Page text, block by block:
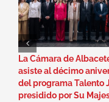
La Cámara de
asiste al décimo
del programa Talento
presidido por Su